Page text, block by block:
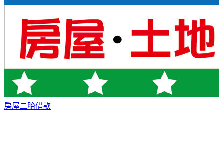
房屋二胎借款